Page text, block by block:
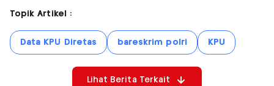
Topik Artikel :
Data KPU Diretas bareskrim polri KPU
Lihat Berita Terkait